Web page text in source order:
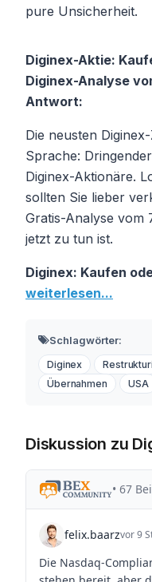
pure Unsicherheit.
Diginex-Aktie:
Diginex-Analyse
Antwort:
Die neusten
Sprache:
Diginex-Aktionäre.
sollten Sie lieber
Gratis-Analyse vom
jetzt zu tun ist.
Diginex: Kaufen
weiterlesen...
Schlagwörter:
Diginex
Übernahmen
USA
Diskussion zu